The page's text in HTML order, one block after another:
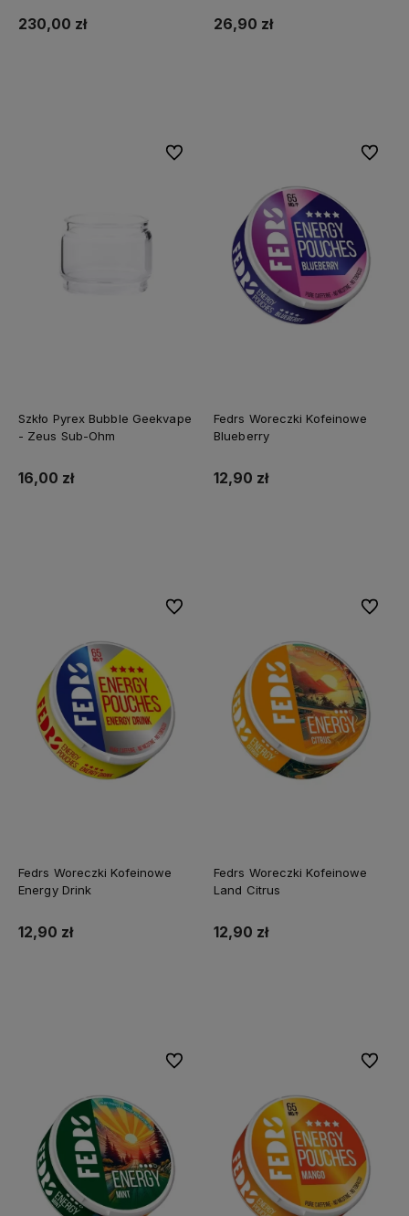
230,00 zł 26,90 zł
Szkło Pyrex Bubble Geekvape
- Zeus Sub-Ohm
16,00 zł
Do ulubionych
Fedrs Woreczki Kofeinowe
Blueberry
12,90 zł
Do
Fedrs Woreczki Kofeinowe
Energy Drink
12,90 zł
Do ulubionych
Fedrs Woreczki Kofeinowe
Land Citrus
12,90 zł
Do
Do ulubionych Do